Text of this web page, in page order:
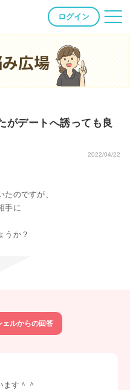
ログイン
広場
がデートへ誘っても良
2022/04/22
のですが、
手に
うか？
ェルからの回答
す＾＾